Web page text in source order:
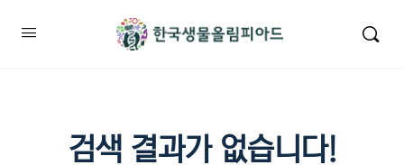
검색 결과가 없습니다!